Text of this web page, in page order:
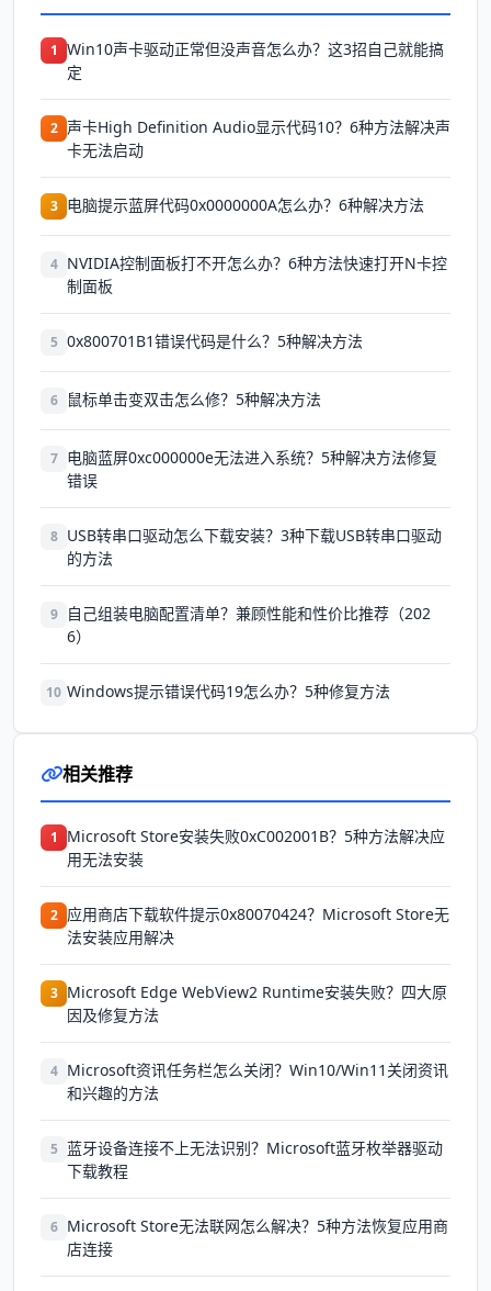
1 Win10声卡驱动正常但没声音怎么办？这3招自己就能搞
定
2 声卡High Definition Audio显示代码10？6种方法解决声
卡无法启动
3 电脑提示蓝屏代码0x0000000A怎么办？6种解决方法
4 NVIDIA控制面板打不开怎么办？6种方法快速打开N卡控
制面板
5 0x800701B1错误代码是什么？5种解决方法
6 鼠标单击变双击怎么修？5种解决方法
7 电脑蓝屏0xc000000e无法进入系统？5种解决方法修复
错误
8 USB转串口驱动怎么下载安装？3种下载USB转串口驱动
的方法
9
自己组装电脑配置清单？兼顾性能和性价比推荐（202
6）
10 Windows提示错误代码19怎么办？5种修复方法
相关推荐
1
Microsoft Store安装失败0xC002001B？5种方法解决应
用无法安装
2 应用商店下载软件提示0x80070424？Microsoft Store无
法安装应用解决
3 Microsoft Edge WebView2 Runtime安装失败？四大原
因及修复方法
4 Microsoft资讯任务栏怎么关闭？Win10/Win11关闭资讯
和兴趣的方法
5 蓝牙设备连接不上无法识别？Microsoft蓝牙枚举器驱动
下载教程
6 Microsoft Store无法联网怎么解决？5种方法恢复应用商
店连接